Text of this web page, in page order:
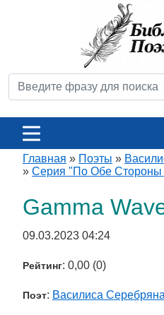
Главная » Поэты »
» Серия "По Обе
Gamma
09.03.2023 04:24
Рейтинг: 0,00 (0)
Поэт: Василиса